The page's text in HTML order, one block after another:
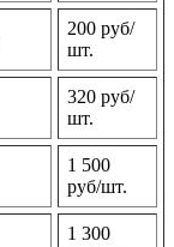
200 руб/
шт.
320 руб/
шт.
1 500
руб/шт.
1 300